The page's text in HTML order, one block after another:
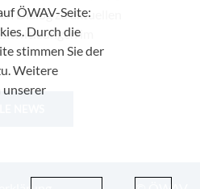
Dialog zu aktuellen
im
ÖWAV-Seite:
Durch die
stimmen Sie der
Weitere
unserer